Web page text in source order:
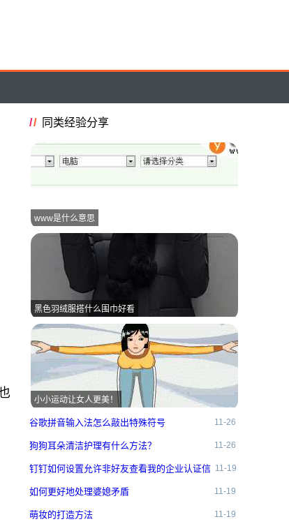
同类经验分享
www是什么意思
黑色羽绒服搭什么围巾好看
小小运动让女人更美！
谷歌拼音输入法怎么敲出特殊符号 11-26
狗狗耳朵清洁护理有什么方法？ 11-26
钉钉如何设置允许非好友查看我的企业认证信
息？
11-19
如何更好地处理婆媳矛盾 11-19
萌妆的打造方法 11-19